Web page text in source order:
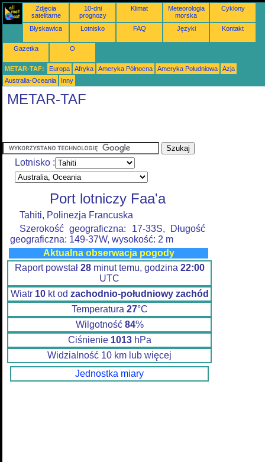
Zdjęcia
satelitarne
10-dni
prognozy
Klimat
Meteorologia
morska
Cyklony
Błyskawica Lotnisko FAQ Języki Kontakt
Gazetka O
METAR-TAF: Europa Afryka Ameryka Północna Ameryka Południowa
Azja
Australia-Oceania
Inny
METAR-TAF
Lotnisko :
Port lotniczy Faa'a
Tahiti, Polinezja Francuska
Szerokość geograficzna: 17-33S, Długość
geograficzna: 149-37W, wysokość: 2 m
Aktualna obserwacja pogody
Raport powstał 28minut temu, godzina 22:00
UTC
Wiatr 10kt od zachodnio-południowy zachód
Temperatura 27°C
Wilgotność 84%
Ciśnienie 1013hPa
Widzialność 10 km lub więcej
Jednostka miary